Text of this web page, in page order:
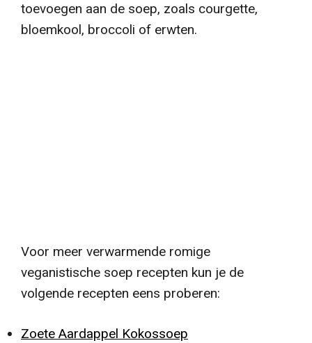
toevoegen aan de soep, zoals courgette,
bloemkool, broccoli of erwten.
Voor meer verwarmende romige
veganistische soep recepten kun je de
volgende recepten eens proberen:
Zoete Aardappel Kokossoep